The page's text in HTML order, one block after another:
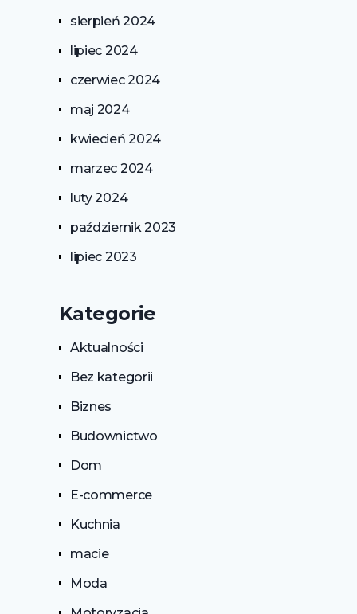
sierpień 2024
lipiec 2024
czerwiec 2024
maj 2024
kwiecień 2024
marzec 2024
luty 2024
październik 2023
lipiec 2023
Kategorie
Aktualności
Bez kategorii
Biznes
Budownictwo
Dom
E-commerce
Kuchnia
macie
Moda